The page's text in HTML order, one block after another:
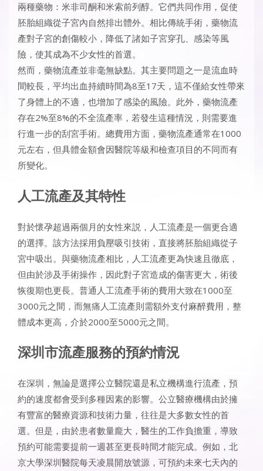
兩種藥物：米非司酮和米索前列醇。它們共同作用，促使
胚胎組織從子宮內自然排出體外。相比傳統手術，藥物流
產對子宮的創傷較小，降低了諸如子宮穿孔、感染等風
險，使其成為不少女性的首選。
然而，藥物流產並非毫無缺點。其主要問題之一是流血時
間較長，平均出血持續時間為8至17天，這不僅給女性帶來
了身體上的不適，也增加了感染的風險。此外，藥物流產
存在2%至8%的不全流產率，若發生這種情況，則需要進
行進一步的刮宮手術。總費用方面，藥物流產通常在1000
元左右，但具體金額會因醫院等級和檢查項目的不同而有
所變化。
人工流產及其特性
對於懷孕超過兩個月的女性來説，人工流產是一個更合適
的選擇。該方法採用負壓吸引技術，直接將胚胎組織從子
宮中吸出。與藥物流產相比，人工流產更為快速且徹底，
但由於涉及手術操作，因此對子宮造成的傷害更大，術後
恢復期也更長。普通人工流產手術的費用大致在1000至
3000元之間，而無痛人工流產則需額外支付麻醉費用，整
體成本更高，介於2000至5000元之間。
深圳市流產服務的預約情況
在深圳，無論是選擇公立醫院還是私立機構進行流產，預
約的速度都會受到多種因素的影響。公立醫療機構由於擁
有豐富的醫療資源和技術力量，往往是大多數女性的首
選。但是，由於患者數量龐大，醫生的工作負擔重，導致
預約可能需要提前一週甚至更長時間才能完成。例如，北
京大學深圳醫院每天凌晨開放號源，可預約未來七天內的